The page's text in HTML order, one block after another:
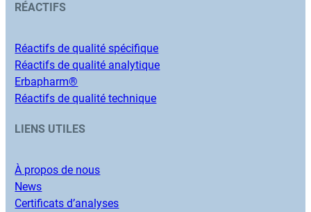
RÉACTIFS
Réactifs de qualité spécifique
Réactifs de qualité analytique
Erbapharm®
Réactifs de qualité technique
LIENS UTILES
À propos de nous
News
Certificats d’analyses